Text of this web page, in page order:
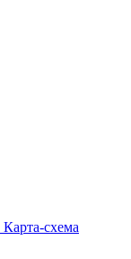
Карта-схема